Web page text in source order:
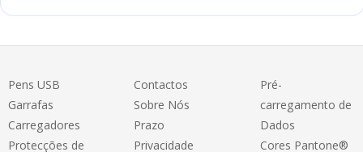
Pens USB
Garrafas
Carregadores
Protecções de
Contactos
Sobre Nós
Prazo
Privacidade
Pré-
carregamento de
Dados
Cores Pantone®